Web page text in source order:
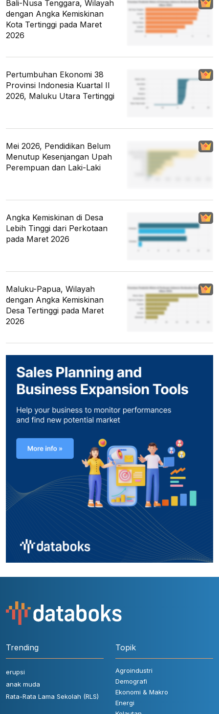
Bali-Nusa Tenggara, Wilayah
dengan Angka Kemiskinan
Kota Tertinggi pada Maret
2026
Pertumbuhan Ekonomi 38
Provinsi Indonesia Kuartal II
2026, Maluku Utara Tertinggi
Mei 2026, Pendidikan Belum
Menutup Kesenjangan Upah
Perempuan dan Laki-Laki
Angka Kemiskinan di Desa
Lebih Tinggi dari Perkotaan
pada Maret 2026
Maluku-Papua, Wilayah
dengan Angka Kemiskinan
Desa Tertinggi pada Maret
2026
Trending
erupsi
anak muda
Rata-Rata Lama Sekolah (RLS)
Topik
Agroindustri
Demografi
Ekonomi & Makro
Energi